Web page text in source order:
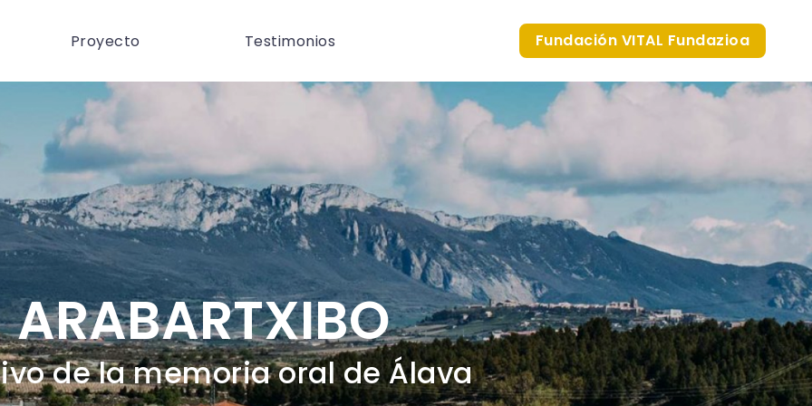
Proyecto Testimonios Fundación VITAL Fundazioa
ARABARTXIBO
de la memoria oral de Álava